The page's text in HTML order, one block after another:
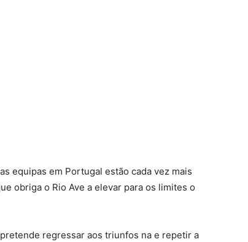
equipas em Portugal estão cada vez mais
obriga o Rio Ave a elevar para os limites o
regressar aos triunfos na e repetir a